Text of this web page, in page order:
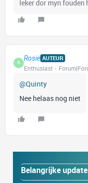
leker dor myn fouden
R
Rosie AUTEUR
Enthusiast
@Quinty
Nee helaas nog niet
Belangrijke